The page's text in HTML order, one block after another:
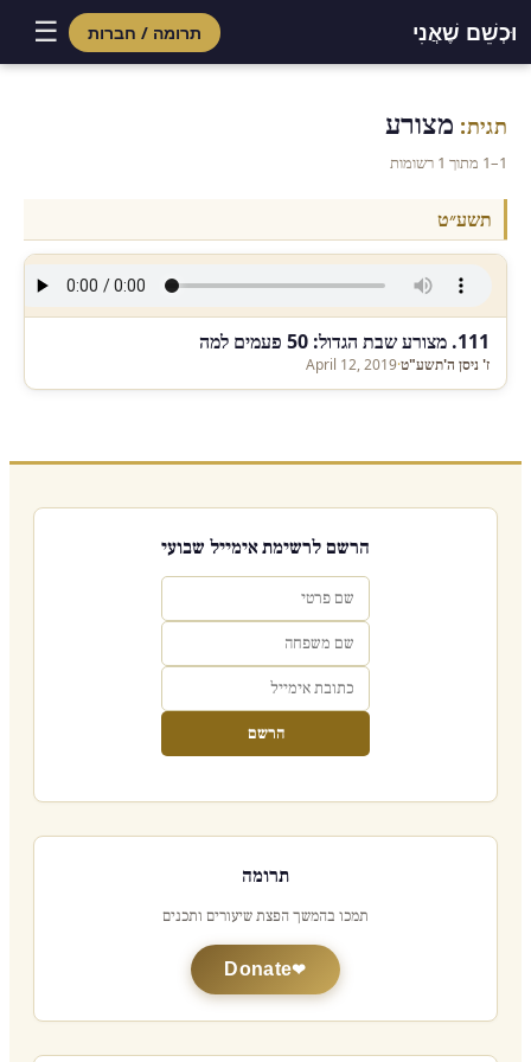
וּכְשֵׁם שֶׁאֲנִי תרומה / חברות ☰
תגית: מצורע
1–1 מתוך 1 רשומות
תשע״ט
111. מצורע שבת הגדול: 50 פעמים למה
ז' ניסן ה'תשע"ט·
April 12, 2019
הרשם לרשימת אימייל שבועי
הרשם
תרומה
תמכו בהמשך הפצת שיעורים ותכנים
Donate